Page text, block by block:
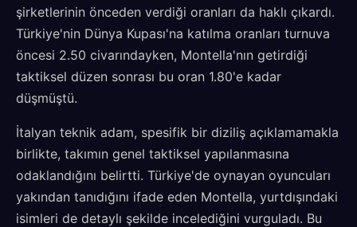
şirketlerinin önceden verdiği oranları da haklı çıkardı.
Türkiye'nin Dünya Kupası'na katılma oranları turnuva
öncesi 2.50 civarındayken, Montella'nın getirdiği
taktiksel düzen sonrası bu oran 1.80'e kadar
düşmüştü.
İtalyan teknik adam, spesifik bir diziliş açıklamamakla
birlikte, takımın genel taktiksel yapılanmasına
odaklandığını belirtti. Türkiye'de oynayan oyuncuları
yakından tanıdığını ifade eden Montella, yurtdışındaki
isimleri de detaylı şekilde incelediğini vurguladı. Bu